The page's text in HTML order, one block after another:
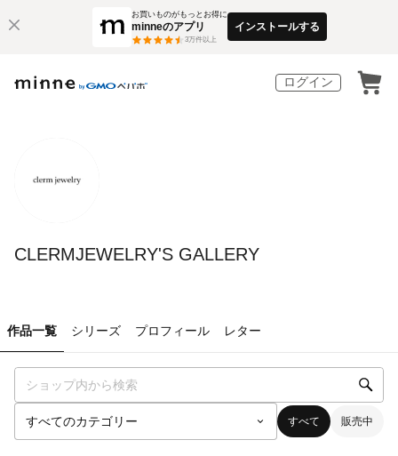
お買いものがもっとお得に
minneのアプリ
3万件以上
インストールする
ログイン
CLERMJEWELRY'S GALLERY
作品一覧 シリーズ プロフィール レター
すべて 販売中